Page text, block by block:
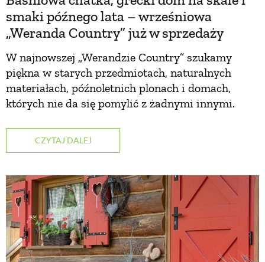
smaki późnego lata – wrześniowa
„Weranda Country” już w sprzedaży
W najnowszej „Werandzie Country” szukamy
piękna w starych przedmiotach, naturalnych
materiałach, późnoletnich plonach i domach,
których nie da się pomylić z żadnymi innymi.
CZYTAJ DALEJ
ZWIERZĘTA DOMOWE
GRZYBY
RZEMIOSŁO
ZWYCZAJE